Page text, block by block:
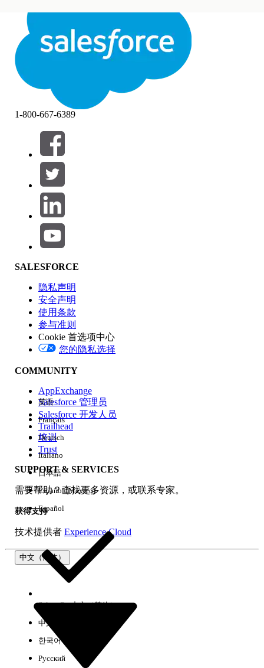
关闭关闭
筛选器 (0)
选择筛选器
产品区域
功能影响
版本
体验
1-800-667-6389
SALESFORCE
隐私声明
安全声明
使用条款
参与准则
Cookie 首选项中心
您的隐私选择
COMMUNITY
AppExchange
Salesforce 管理员
Salesforce 开发人员
Trailhead
培训
Trust
SUPPORT & SERVICES
需要帮助？查找更多资源，或联系专家。
获得支持
技术提供者 Experience Cloud
中文（简体）
英语
Français
Deutsch
Italiano
日本語
Español (México)
Español
Select Org中文（简体）
中文（繁体）
한국어
Русский